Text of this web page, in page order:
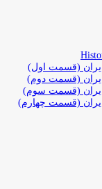
(قسمت اول)
(قسمت دوم)
(قسمت سوم)
(قسمت چهارم)